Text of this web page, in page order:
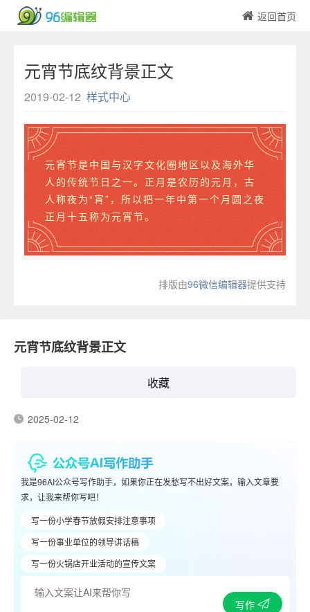
返回首页
元宵节底纹背景正文
2019-02-12 样式中心
元宵节是中国与汉字文化圈地区以及海外华
人的传统节日之一。正月是农历的元月，古
人称夜为“宵”，所以把一年中第一个月圆之夜
正月十五称为元宵节。
排版由96微信编辑器提供支持
元宵节底纹背景正文
收藏
2025-02-12
我是96AI公众号写作助手，如果你正在发愁写不出好文案，输入文章要
求，让我来帮你写吧！
写一份小学春节放假安排注意事项
写一份事业单位的领导讲话稿
写一份火锅店开业活动的宣传文案
写作